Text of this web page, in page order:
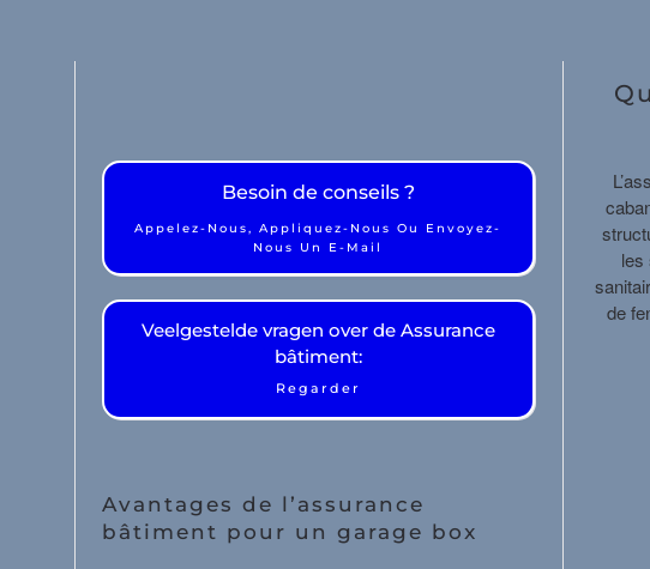
immobilière
Assurance bâtiment
Propriétés résidentielles louées
Inventaire/intérêt des locataires
Besoin de conseils ?
Appelez-Nous, Appliquez-Nous Ou Envoyez-
Nous Un E-Mail
Veelgestelde vragen over de Assurance
bâtiment:
Regarder
Avantages de l’assurance
bâtiment pour un garage box
les
de